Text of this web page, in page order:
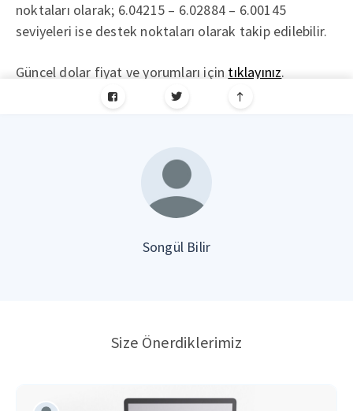
noktaları olarak; 6.04215 – 6.02884 – 6.00145
seviyeleri ise destek noktaları olarak takip edilebilir.
Güncel dolar fiyat ve yorumları için tıklayınız.
Songül Bilir
Size Önerdiklerimiz